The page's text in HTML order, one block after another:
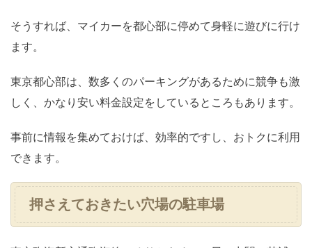
そうすれば、マイカーを都心部に停めて身軽に遊びに行け
ます。
東京都心部は、数多くのパーキングがあるために競争も激
しく、かなり安い料金設定をしているところもあります。
事前に情報を集めておけば、効率的ですし、おトクに利用
できます。
押さえておきたい穴場の駐車場